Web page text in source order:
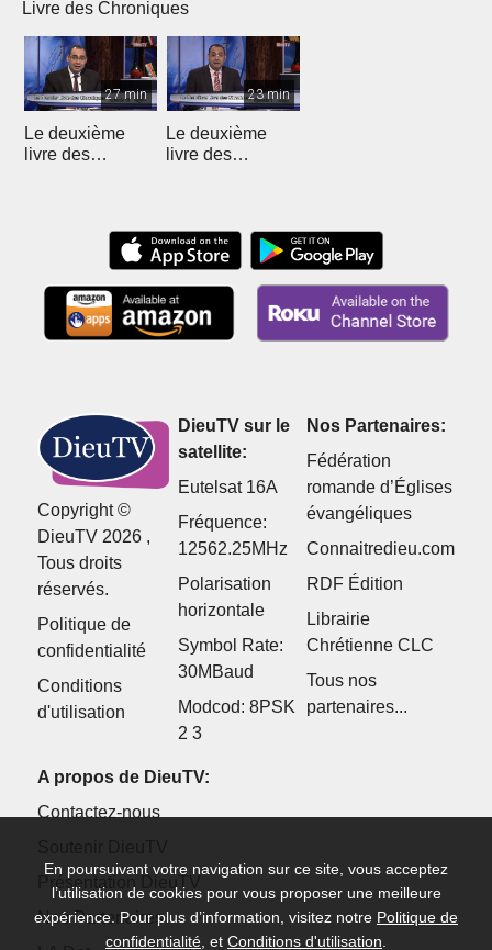
Livre des Chroniques
27 min
Le deuxième
livre des
23 min
Le deuxième
livre des
Copyright ©
DieuTV 2026 ,
Tous droits
réservés.
Politique de
confidentialité
Conditions
d'utilisation
DieuTV sur le
satellite:
Eutelsat 16A
Fréquence:
12562.25MHz
Polarisation
horizontale
Symbol Rate:
30MBaud
Modcod: 8PSK
2 3
Nos Partenaires:
Fédération
romande d’Églises
évangéliques
Connaitredieu.com
RDF Édition
Librairie
Chrétienne CLC
Tous nos
partenaires...
A propos de DieuTV:
Contactez-nous
Présentation DieuTV
Nos Partenaires
En poursuivant votre navigation sur ce site, vous acceptez
l’utilisation de cookies pour vous proposer une meilleure
expérience. Pour plus d’information, visitez notre Politique de
confidentialité , et Conditions d'utilisation